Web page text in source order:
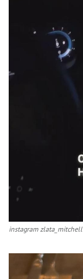
instagram zlata_mitchell